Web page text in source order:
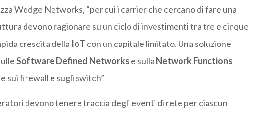
Wedge Networks, “per cui i carrier che cercano di fare una
devono ragionare su un ciclo di investimenti tra tre e cinque
crescita della IoT con un capitale limitato. Una soluzione
Software Defined Networks e sulla Network Functions
sui firewall e sugli switch”.
devono tenere traccia degli eventi di rete per ciascun